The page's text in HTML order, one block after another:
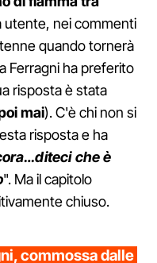
utente, nei commenti
quando tornerà
Ferragni ha preferito
risposta è stata
mai). C'è chi non si
risposta e ha
che è
". Ma il capitolo
chiuso.
commossa dalle